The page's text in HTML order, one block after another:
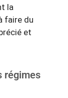
la
faire du
et
régimes